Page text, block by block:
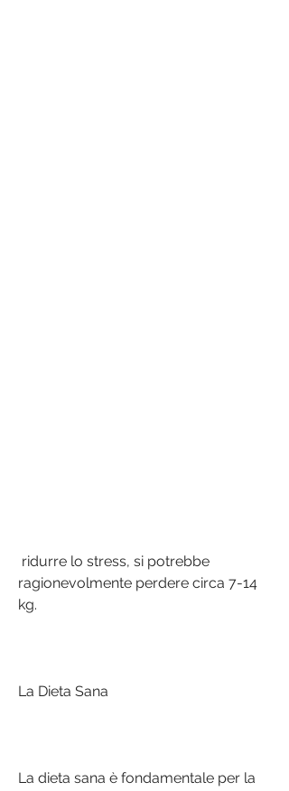
ragionevolmente perdere circa 7-14
kg.
La Dieta Sana
La dieta sana è fondamentale per la